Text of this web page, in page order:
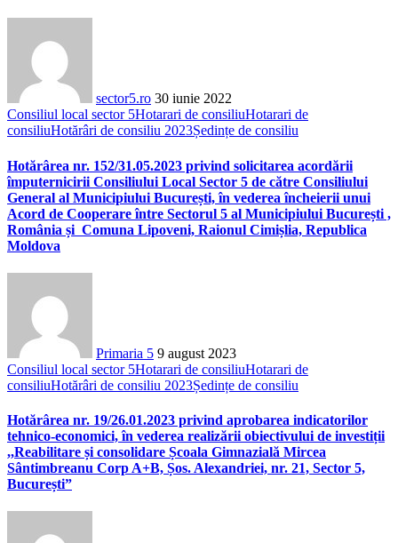
sector5.ro 30 iunie 2022
Consiliul local sector 5Hotarari de consiliuHotarari de
consiliuHotărâri de consiliu 2023Ședințe de consiliu
Hotărârea nr. 152/31.05.2023 privind solicitarea acordării
împuternicirii Consiliului Local Sector 5 de către Consiliului
General al Municipiului București, în vederea încheierii unui
Acord de Cooperare între Sectorul 5 al Municipiului București ,
România și Comuna Lipoveni, Raionul Cimișlia, Republica
Moldova
Primaria 5 9 august 2023
Consiliul local sector 5Hotarari de consiliuHotarari de
consiliuHotărâri de consiliu 2023Ședințe de consiliu
Hotărârea nr. 19/26.01.2023 privind aprobarea indicatorilor
tehnico-economici, în vederea realizării obiectivului de investiții
,,Reabilitare și consolidare Școala Gimnazială Mircea
Sântimbreanu Corp A+B, Șos. Alexandriei, nr. 21, Sector 5,
București”